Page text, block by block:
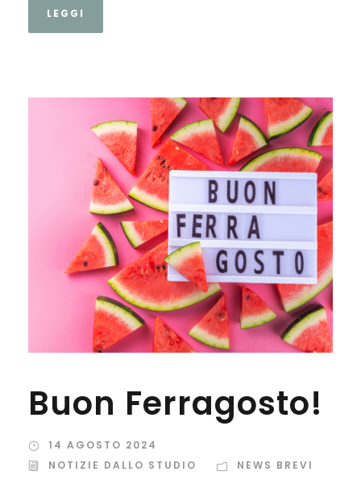
LEGGI
Buon Ferragosto!
14 AGOSTO 2024
NOTIZIE DALLO STUDIO
NEWS BREVI